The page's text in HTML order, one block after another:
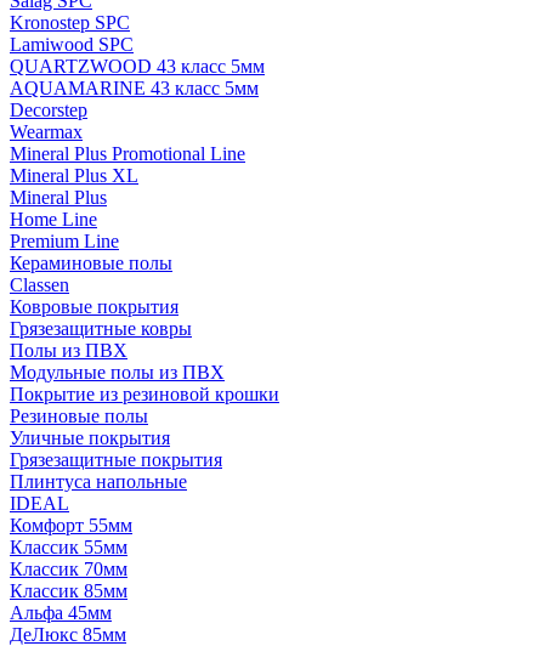
Kronostep SPC
Lamiwood SPC
QUARTZWOOD 43 класс 5мм
AQUAMARINE 43 класс 5мм
Decorstep
Wearmax
Mineral Plus Promotional Line
Mineral Plus XL
Mineral Plus
Home Line
Premium Line
Кераминовые полы
Classen
Ковровые покрытия
Грязезащитные ковры
Полы из ПВХ
Модульные полы из ПВХ
Покрытие из резиновой крошки
Резиновые полы
Уличные покрытия
Грязезащитные покрытия
Плинтуса напольные
IDEAL
Комфорт 55мм
Классик 55мм
Классик 70мм
Классик 85мм
Альфа 45мм
ДеЛюкс 85мм